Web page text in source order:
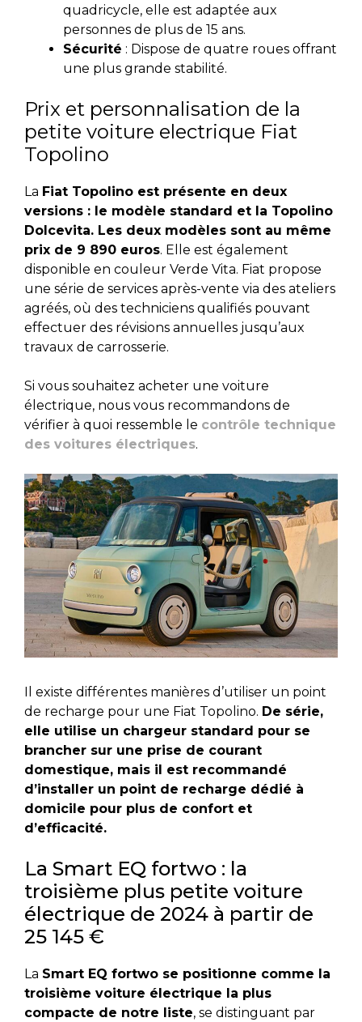
quadricycle, elle est adaptée aux
personnes de plus de 15 ans.
Sécurité : Dispose de quatre roues offrant
une plus grande stabilité.
Prix et personnalisation de la
petite voiture electrique Fiat
Topolino
La Fiat Topolino est présente en deux
versions : le modèle standard et la Topolino
Dolcevita. Les deux modèles sont au même
prix de 9 890 euros. Elle est également
disponible en couleur Verde Vita. Fiat propose
une série de services après-vente via des ateliers
agréés, où des techniciens qualifiés pouvant
effectuer des révisions annuelles jusqu’aux
travaux de carrosserie.
Si vous souhaitez acheter une voiture
électrique, nous vous recommandons de
vérifier à quoi ressemble le contrôle technique
des voitures électriques.
Il existe différentes manières d’utiliser un point
de recharge pour une Fiat Topolino. De série,
elle utilise un chargeur standard pour se
brancher sur une prise de courant
domestique, mais il est recommandé
d’installer un point de recharge dédié à
domicile pour plus de confort et
d’efficacité.
La Smart EQ fortwo : la
troisième plus petite voiture
électrique de 2024 à partir de
25 145 €
La Smart EQ fortwo se positionne comme la
troisième voiture électrique la plus
compacte de notre liste, se distinguant par